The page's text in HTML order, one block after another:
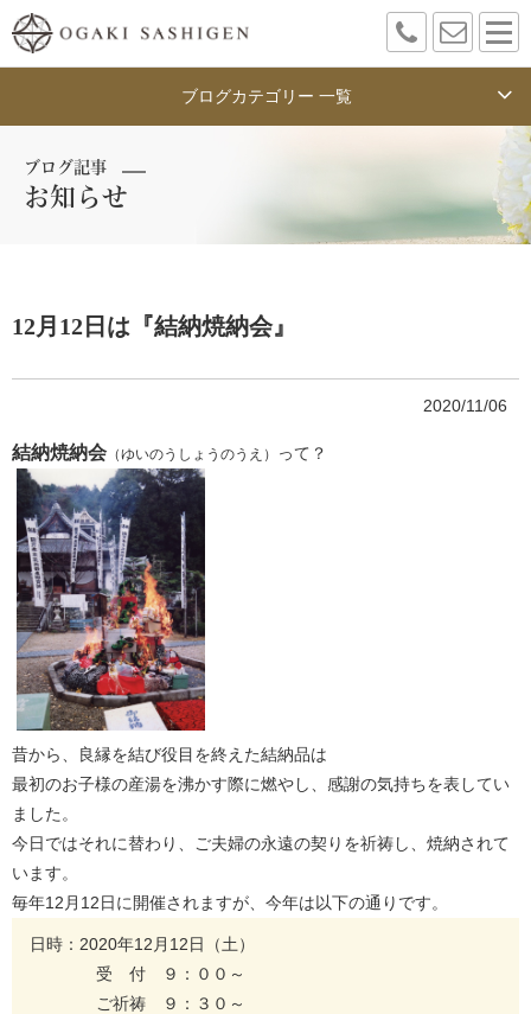
ブログカテゴリー 一覧
ブログ記事
お知らせ
12月12日は『結納焼納会』
2020/11/06
結納焼納会 （ゆいのうしょうのうえ） って？
昔から、良縁を結び役目を終えた結納品は
最初のお子様の産湯を沸かす際に燃やし、感謝の気持ちを表してい
ました。
今日ではそれに替わり、ご夫婦の永遠の契りを祈祷し、焼納されて
います。
毎年12月12日に開催されますが、今年は以下の通りです。
日時：2020年12月12日（土）
受 付 ９：００～
ご祈祷 ９：３０～